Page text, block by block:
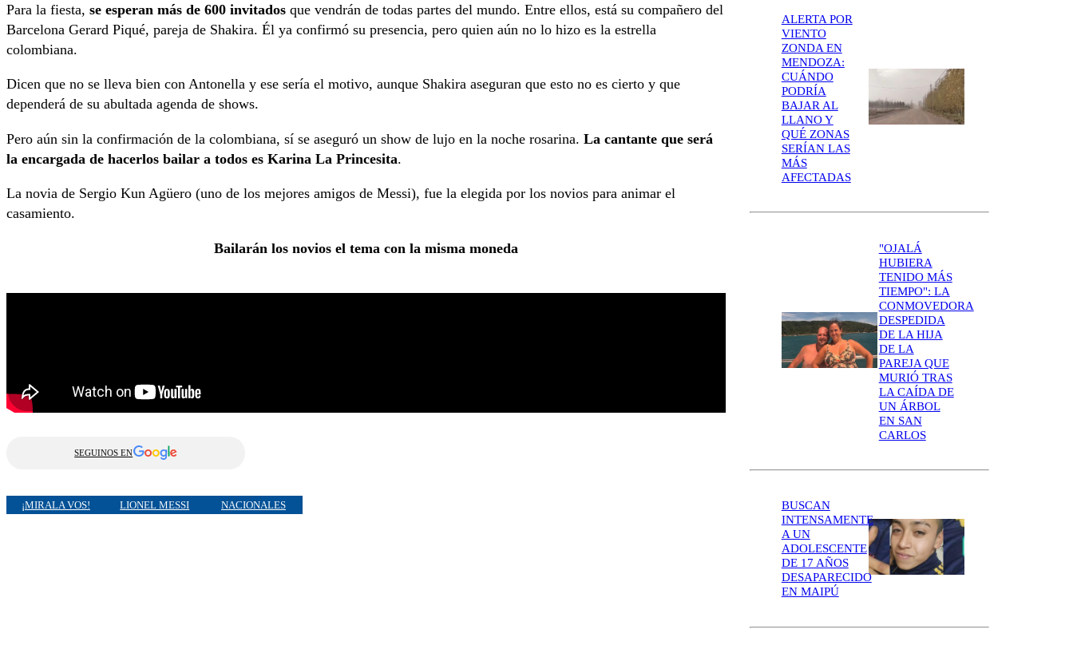
Para la fiesta, se esperan más de 600 invitados que vendrán de todas partes del mundo. Entre ellos, está su compañero del
Barcelona Gerard Piqué, pareja de Shakira. Él ya confirmó su presencia, pero quien aún no lo hizo es la estrella
colombiana.
Dicen que no se lleva bien con Antonella y ese sería el motivo, aunque Shakira aseguran que esto no es cierto y que
dependerá de su abultada agenda de shows.
Pero aún sin la confirmación de la colombiana, sí se aseguró un show de lujo en la noche rosarina. La cantante que será
la encargada de hacerlos bailar a todos es Karina La Princesita.
La novia de Sergio Kun Agüero (uno de los mejores amigos de Messi), fue la elegida por los novios para animar el
casamiento.
Bailarán los novios el tema con la misma moneda
SEGUINOS EN
¡MIRALA VOS! LIONEL MESSI NACIONALES
ALERTA POR
VIENTO
ZONDA EN
MENDOZA:
CUÁNDO
PODRÍA
BAJAR AL
LLANO Y
QUÉ ZONAS
SERÍAN LAS
MÁS
AFECTADAS
"OJALÁ
HUBIERA
TENIDO MÁS
TIEMPO": LA
CONMOVEDORA
DESPEDIDA
DE LA HIJA
DE LA
PAREJA QUE
MURIÓ TRAS
LA CAÍDA DE
UN ÁRBOL
EN SAN
CARLOS
BUSCAN
INTENSAMENTE
A UN
ADOLESCENTE
DE 17 AÑOS
DESAPARECIDO
EN MAIPÚ